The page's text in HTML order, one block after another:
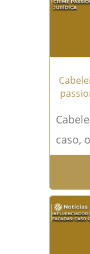
caso,
início
Brasil